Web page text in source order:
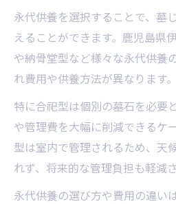
永代供養を選択することで、墓
えることができます。鹿児島県
や納骨堂型など様々な永代供養
れ費用や供養方法が異なります。
特に合祀型は個別の墓石を必要
や管理費を大幅に削減できるケ
型は室内で管理されるため、天
れず、将来的な管理負担も軽減さ
永代供養の選び方や費用の違い